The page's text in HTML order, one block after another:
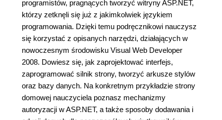
programistów, pragnących tworzyć witryny ASP.NET,
którzy zetknęli się już z jakimkolwiek językiem
programowania. Dzięki temu podręcznikowi nauczysz
się korzystać z opisanych narzędzi, działających w
nowoczesnym środowisku Visual Web Developer
2008. Dowiesz się, jak zaprojektować interfejs,
zaprogramować silnik strony, tworzyć arkusze stylów
oraz bazy danych. Na konkretnym przykładzie strony
domowej nauczyciela poznasz mechanizmy
autoryzacji w ASP.NET, a także sposoby dodawania i